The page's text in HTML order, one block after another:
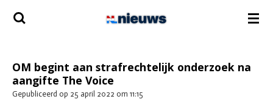
Ga
direct
OM begint aan strafrechtelijk onderzoek na
aangifte The Voice
Gepubliceerd op 25 april 2022 om 11:15